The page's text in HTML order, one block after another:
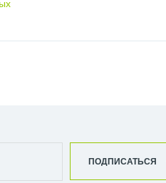
ПОДПИСАТЬСЯ